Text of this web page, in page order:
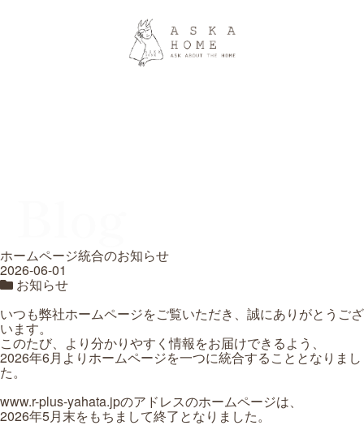
ホームページ統合のお知らせ
2026-06-01
お知らせ
いつも弊社ホームページをご覧いただき、誠にありがとうござ
います。
このたび、より分かりやすく情報をお届けできるよう、
2026年6月よりホームページを一つに統合することとなりまし
た。
www.r-plus-yahata.jpのアドレスのホームページは、
2026年5月末をもちまして終了となりました。